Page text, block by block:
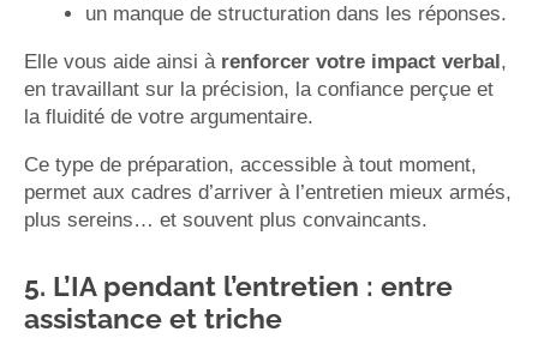
un manque de structuration dans les réponses.
Elle vous aide ainsi à renforcer votre impact verbal,
en travaillant sur la précision, la confiance perçue et
la fluidité de votre argumentaire.
Ce type de préparation, accessible à tout moment,
permet aux cadres d’arriver à l’entretien mieux armés,
plus sereins… et souvent plus convaincants.
5. L’IA pendant l’entretien : entre
assistance et triche